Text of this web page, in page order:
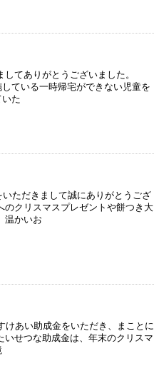
てありがとうございました。
ている一時帰宅ができない児童を
た
ただきまして誠にありがとうござ
クリスマスプレゼントや餅つき大
温かいお
い助成金をいただき、まことに
せつな助成金は、年末のクリスマ